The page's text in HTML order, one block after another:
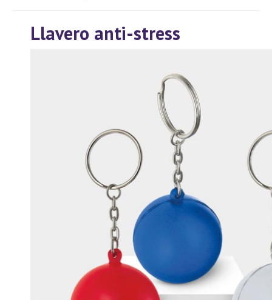
Llavero anti-stress